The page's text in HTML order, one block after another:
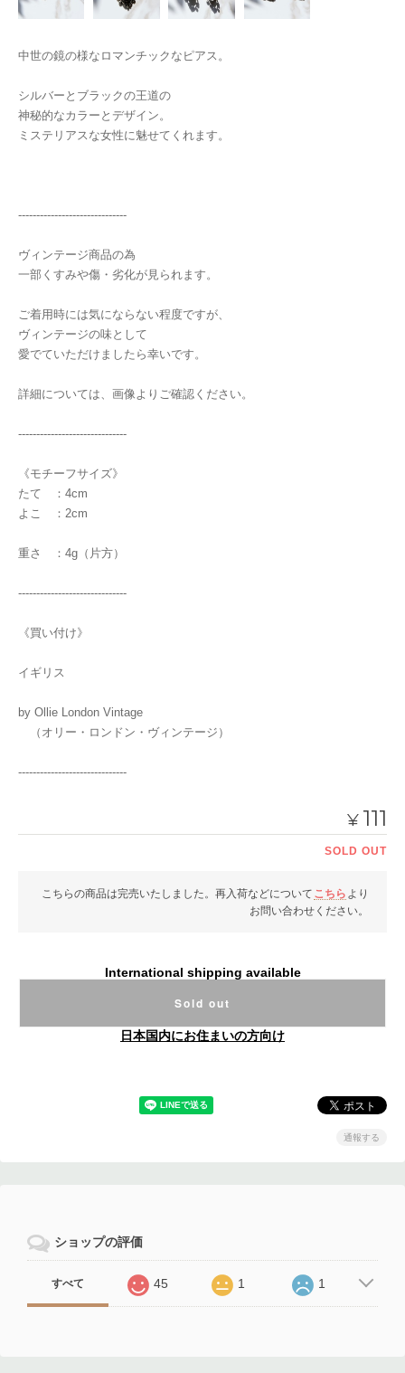
中世の鏡の様なロマンチックなピアス。
シルバーとブラックの王道の
神秘的なカラーとデザイン。
ミステリアスな女性に魅せてくれます。
------------------------------
ヴィンテージ商品の為
一部くすみや傷・劣化が見られます。
ご着用時には気にならない程度ですが、
ヴィンテージの味として
愛でていただけましたら幸いです。
詳細については、画像よりご確認ください。
------------------------------
《モチーフサイズ》
たて ：4cm
よこ ：2cm
重さ ：4g（片方）
------------------------------
《買い付け》
イギリス
by Ollie London Vintage
（オリー・ロンドン・ヴィンテージ）
------------------------------
¥ 111
SOLD OUT
こちらの商品は完売いたしました。再入荷などについて こちら より
お問い合わせください。
International shipping available
Sold out
日本国内にお住まいの方向け
通報する
ショップの評価
すべて 45 1 1